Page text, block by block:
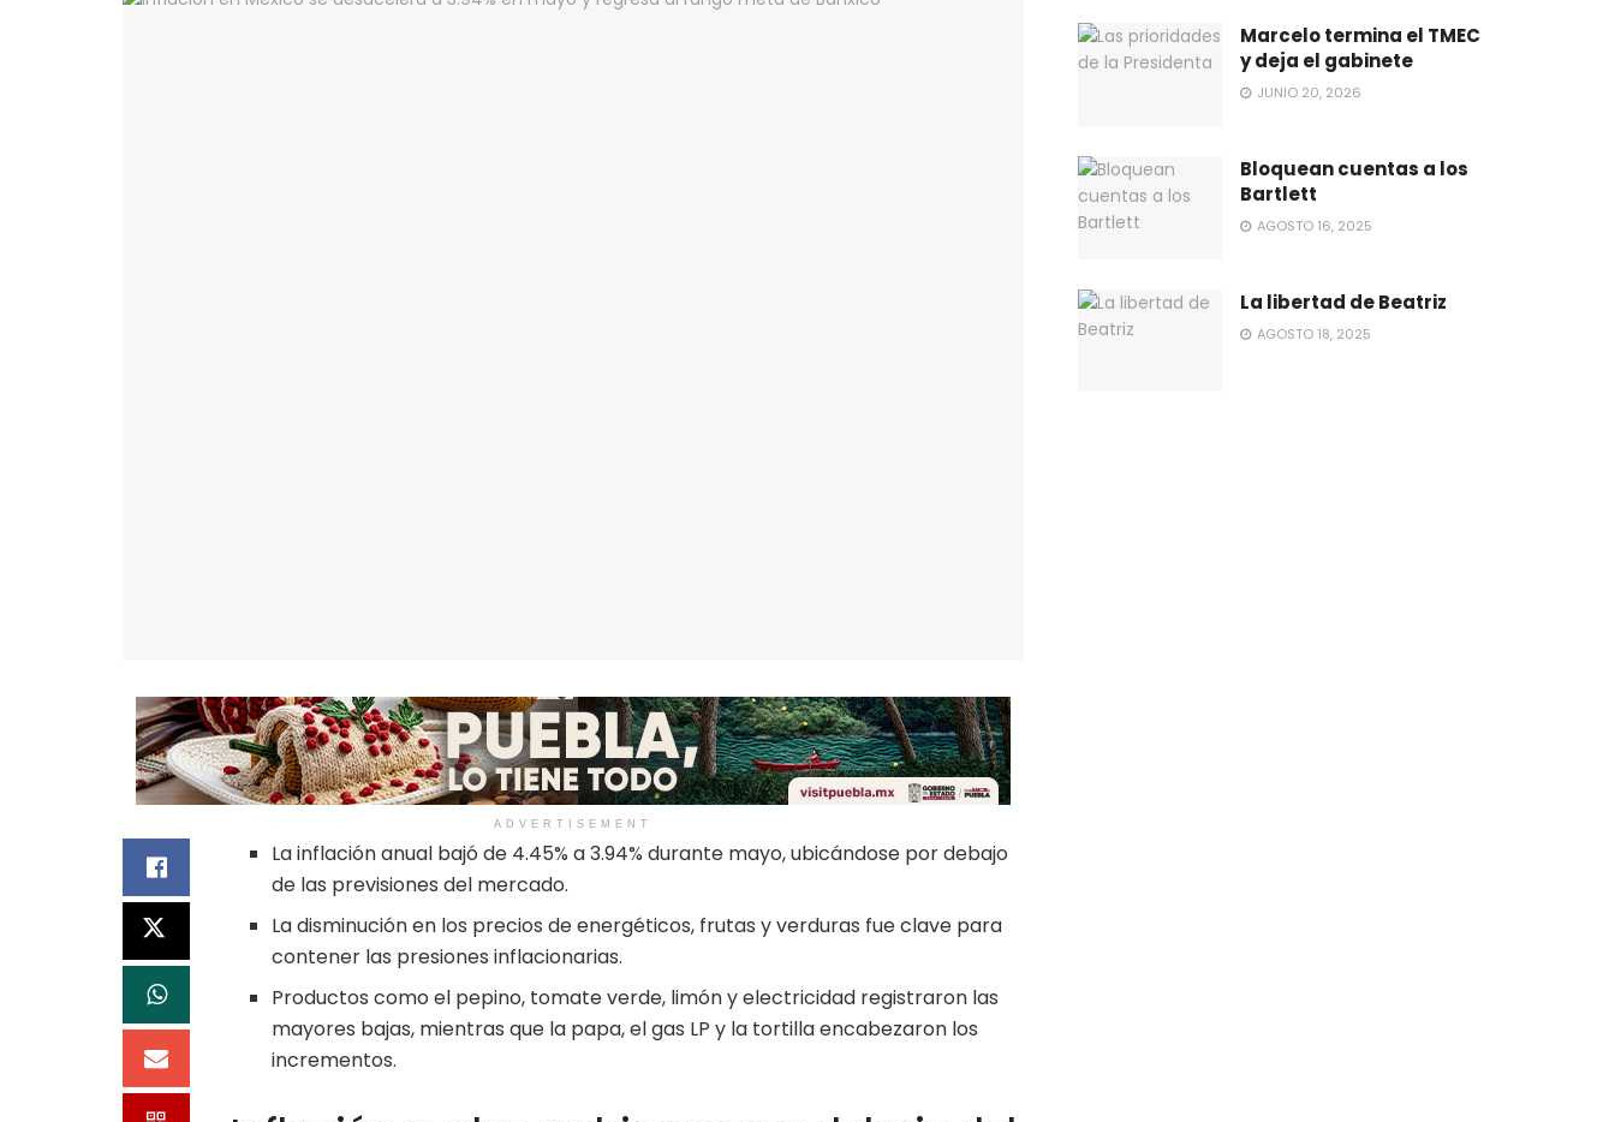
ADVERTISEMENT
La inflación anual bajó de 4.45% a 3.94% durante mayo, ubicándose por debajo
de las previsiones del mercado.
La disminución en los precios de energéticos, frutas y verduras fue clave para
contener las presiones inflacionarias.
Productos como el pepino, tomate verde, limón y electricidad registraron las
mayores bajas, mientras que la papa, el gas LP y la tortilla encabezaron los
incrementos.
Marcelo termina el TMEC
y deja el gabinete
JUNIO 20, 2026
Bloquean cuentas a los
Bartlett
AGOSTO 16, 2025
La libertad de Beatriz
AGOSTO 18, 2025